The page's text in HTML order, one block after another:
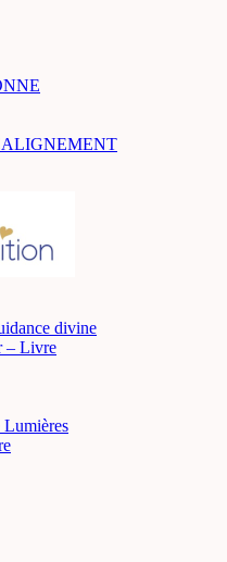
divine
– Livre
Lumières